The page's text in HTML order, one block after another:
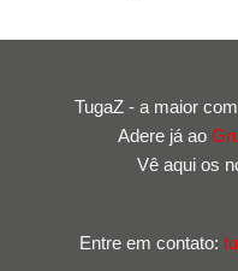
TugaZ - a maior
Adere já ao
Vê aqui os
Entre em contato: